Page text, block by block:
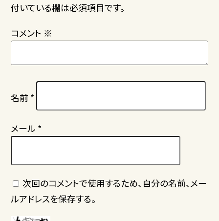
付いている欄は必須項目です。
コメント ※
名前 *
メール *
次回のコメントで使用するため、自分の名前、メー
ルアドレスを保存する。